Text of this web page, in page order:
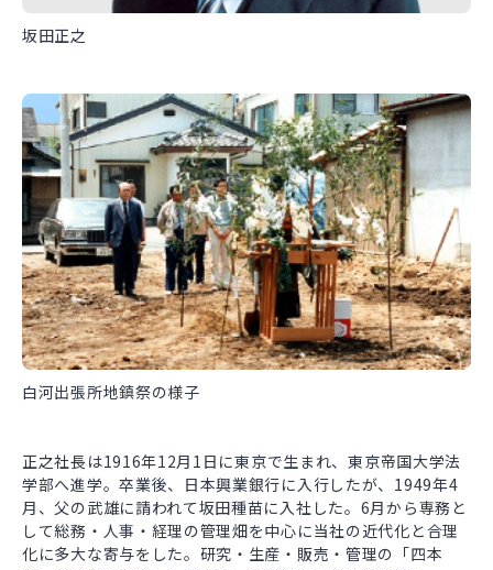
坂田正之
白河出張所地鎮祭の様子
正之社長は1916年12月1日に東京で生まれ、東京帝国大学法
学部へ進学。卒業後、日本興業銀行に入行したが、1949年4
月、父の武雄に請われて坂田種苗に入社した。6月から専務と
して総務・人事・経理の管理畑を中心に当社の近代化と合理
化に多大な寄与をした。研究・生産・販売・管理の「四本